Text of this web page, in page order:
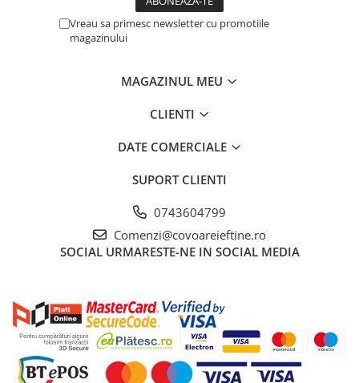
Vreau sa primesc newsletter cu promotiile
magazinului
MAGAZINUL MEU
CLIENTI
DATE COMERCIALE
SUPORT CLIENTI
0743604799
Comenzi@covoareieftine.ro
SOCIAL URMARESTE-NE IN SOCIAL MEDIA